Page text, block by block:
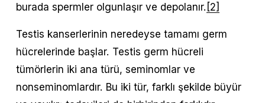
burada spermler olgunlaşır ve depolanır. [2]
Testis kanserlerinin neredeyse tamamı germ
hücrelerinde başlar. Testis germ hücreli
tümörlerin iki ana türü, seminomlar ve
nonseminomlardır. Bu iki tür, farklı şekilde büyür